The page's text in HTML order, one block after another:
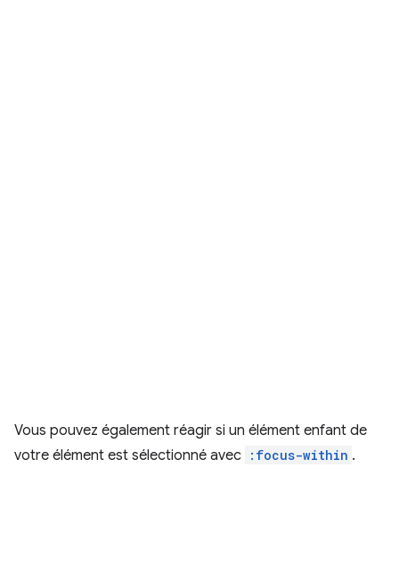
Vous pouvez également réagir si un élément enfant de
votre élément est sélectionné avec :focus-within .